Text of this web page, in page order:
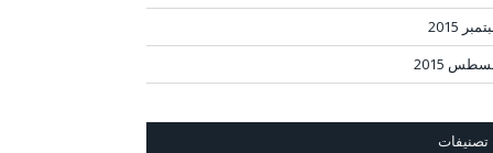
2015
2015
تصنيفات